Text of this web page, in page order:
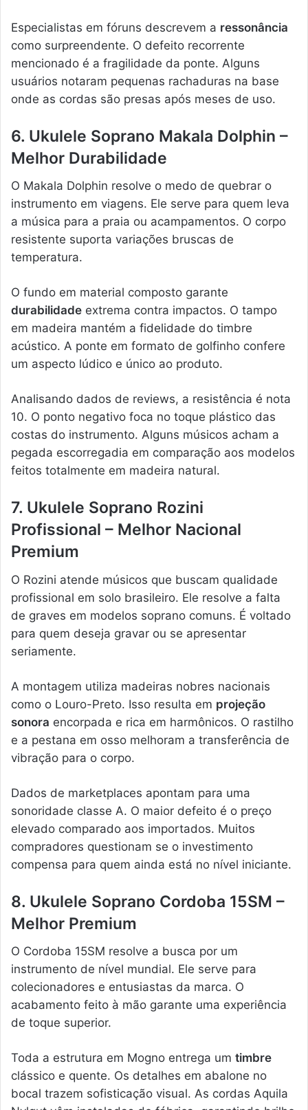
Especialistas em fóruns descrevem a ressonância
como surpreendente. O defeito recorrente
mencionado é a fragilidade da ponte. Alguns
usuários notaram pequenas rachaduras na base
onde as cordas são presas após meses de uso.
6. Ukulele Soprano Makala Dolphin –
Melhor Durabilidade
O Makala Dolphin resolve o medo de quebrar o
instrumento em viagens. Ele serve para quem leva
a música para a praia ou acampamentos. O corpo
resistente suporta variações bruscas de
temperatura.
O fundo em material composto garante
durabilidade extrema contra impactos. O tampo
em madeira mantém a fidelidade do timbre
acústico. A ponte em formato de golfinho confere
um aspecto lúdico e único ao produto.
Analisando dados de reviews, a resistência é nota
10. O ponto negativo foca no toque plástico das
costas do instrumento. Alguns músicos acham a
pegada escorregadia em comparação aos modelos
feitos totalmente em madeira natural.
7. Ukulele Soprano Rozini
Profissional – Melhor Nacional
Premium
O Rozini atende músicos que buscam qualidade
profissional em solo brasileiro. Ele resolve a falta
de graves em modelos soprano comuns. É voltado
para quem deseja gravar ou se apresentar
seriamente.
A montagem utiliza madeiras nobres nacionais
como o Louro-Preto. Isso resulta em projeção
sonora encorpada e rica em harmônicos. O rastilho
e a pestana em osso melhoram a transferência de
vibração para o corpo.
Dados de marketplaces apontam para uma
sonoridade classe A. O maior defeito é o preço
elevado comparado aos importados. Muitos
compradores questionam se o investimento
compensa para quem ainda está no nível iniciante.
8. Ukulele Soprano Cordoba 15SM –
Melhor Premium
O Cordoba 15SM resolve a busca por um
instrumento de nível mundial. Ele serve para
colecionadores e entusiastas da marca. O
acabamento feito à mão garante uma experiência
de toque superior.
Toda a estrutura em Mogno entrega um timbre
clássico e quente. Os detalhes em abalone no
bocal trazem sofisticação visual. As cordas Aquila